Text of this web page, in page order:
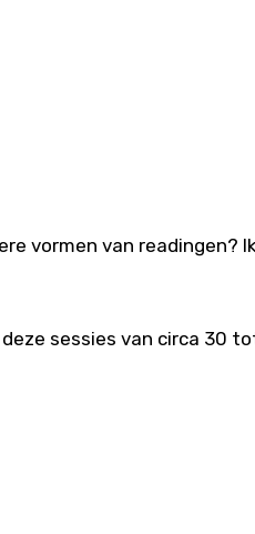
vormen van readingen?
sessies van circa 30